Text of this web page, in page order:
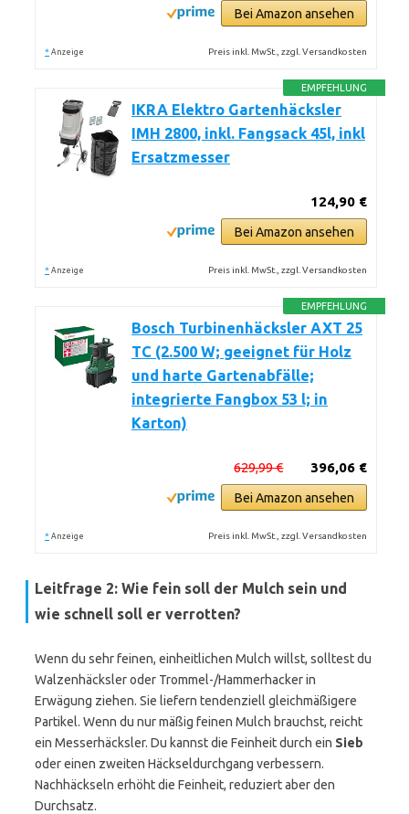
Bei Amazon ansehen
* Anzeige Preis inkl. MwSt., zzgl. Versandkosten
EMPFEHLUNG
IKRA Elektro Gartenhäcksler
IMH 2800, inkl. Fangsack 45l, inkl
Ersatzmesser
124,90 €
Bei Amazon ansehen
* Anzeige Preis inkl. MwSt., zzgl. Versandkosten
EMPFEHLUNG
Bosch Turbinenhäcksler AXT 25
TC (2.500 W; geeignet für Holz
und harte Gartenabfälle;
integrierte Fangbox 53 l; in
Karton)
396,06 €
629,99 €
Bei Amazon ansehen
* Anzeige Preis inkl. MwSt., zzgl. Versandkosten
Leitfrage 2: Wie fein soll der Mulch sein und
wie schnell soll er verrotten?
Wenn du sehr feinen, einheitlichen Mulch willst, solltest du
Walzenhäcksler oder Trommel-/Hammerhacker in
Erwägung ziehen. Sie liefern tendenziell gleichmäßigere
Partikel. Wenn du nur mäßig feinen Mulch brauchst, reicht
ein Messerhäcksler. Du kannst die Feinheit durch ein Sieb
oder einen zweiten Häckseldurchgang verbessern.
Nachhäckseln erhöht die Feinheit, reduziert aber den
Durchsatz.